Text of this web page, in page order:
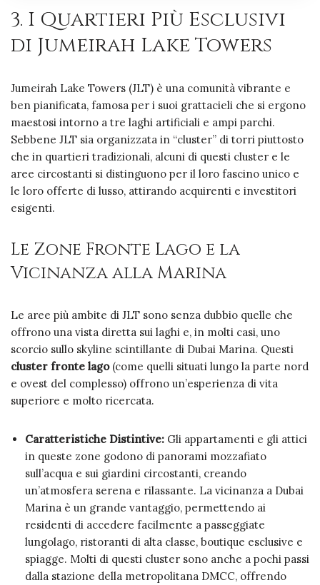
3. I Quartieri Più Esclusivi
di Jumeirah Lake Towers
Jumeirah Lake Towers (JLT) è una comunità vibrante e
ben pianificata, famosa per i suoi grattacieli che si ergono
maestosi intorno a tre laghi artificiali e ampi parchi.
Sebbene JLT sia organizzata in “cluster” di torri piuttosto
che in quartieri tradizionali, alcuni di questi cluster e le
aree circostanti si distinguono per il loro fascino unico e
le loro offerte di lusso, attirando acquirenti e investitori
esigenti.
Le Zone Fronte Lago e la
Vicinanza alla Marina
Le aree più ambite di JLT sono senza dubbio quelle che
offrono una vista diretta sui laghi e, in molti casi, uno
scorcio sullo skyline scintillante di Dubai Marina. Questi
cluster fronte lago(come quelli situati lungo la parte nord
e ovest del complesso) offrono un’esperienza di vita
superiore e molto ricercata.
Caratteristiche Distintive: Gli appartamenti e gli attici
in queste zone godono di panorami mozzafiato
sull’acqua e sui giardini circostanti, creando
un’atmosfera serena e rilassante. La vicinanza a Dubai
Marina è un grande vantaggio, permettendo ai
residenti di accedere facilmente a passeggiate
lungolago, ristoranti di alta classe, boutique esclusive e
spiagge. Molti di questi cluster sono anche a pochi passi
dalla stazione della metropolitana DMCC, offrendo